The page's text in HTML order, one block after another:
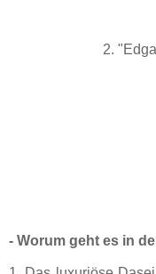
2.
- Worum geht es in